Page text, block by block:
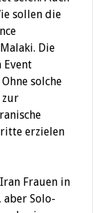
sollen die
Die
Event
solche
zur
erzielen
Frauen in
aber Solo-